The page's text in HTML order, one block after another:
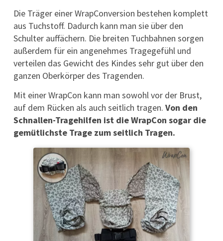
Die Träger einer WrapConversion bestehen komplett
aus Tuchstoff. Dadurch kann man sie über den
Schulter auffächern. Die breiten Tuchbahnen sorgen
außerdem für ein angenehmes Tragegefühl und
verteilen das Gewicht des Kindes sehr gut über den
ganzen Oberkörper des Tragenden.
Mit einer WrapCon kann man sowohl vor der Brust,
auf dem Rücken als auch seitlich tragen. Von den
Schnallen-Tragehilfen ist die WrapCon sogar die
gemütlichste Trage zum seitlich Tragen.